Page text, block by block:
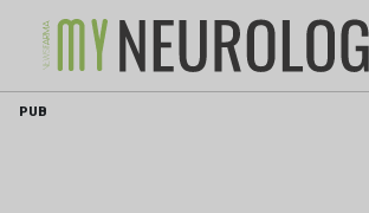
Skip
PUB